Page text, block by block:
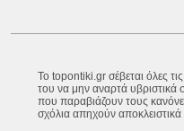
Το topontiki.gr σέβεται όλες
του να μην αναρτά υβριστικά
που παραβιάζουν τους
σχόλια απηχούν